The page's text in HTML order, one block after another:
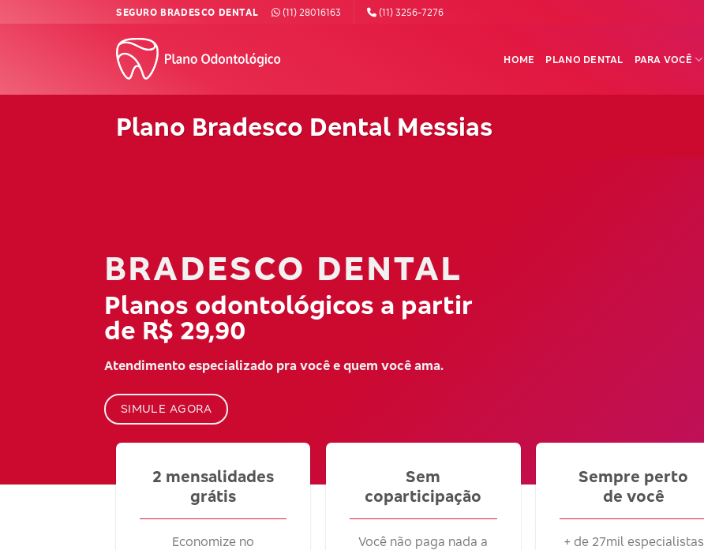
SEGURO BRADESCO DENTAL (11) 28016163 (11) 3256-7276
HOME PLANO DENTAL PARA VOCÊ
Plano Bradesco Dental Messias
BRADESCO DENTAL
Planos odontológicos a partir
de R$ 29,90
Atendimento especializado pra você e quem você ama.
SIMULE AGORA
2 mensalidades
grátis
Economize no
Sem
coparticipação
Você não paga nada a
Sempre perto
de você
+ de 27mil especialistas